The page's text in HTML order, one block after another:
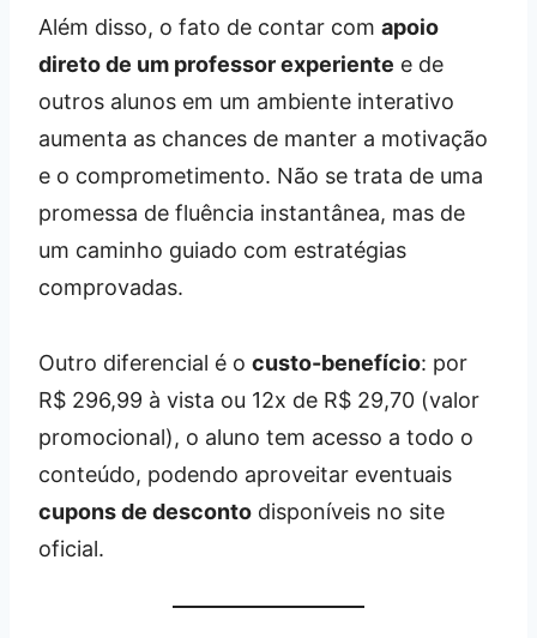
Além disso, o fato de contar com apoio
direto de um professor experiente e de
outros alunos em um ambiente interativo
aumenta as chances de manter a motivação
e o comprometimento. Não se trata de uma
promessa de fluência instantânea, mas de
um caminho guiado com estratégias
comprovadas.
Outro diferencial é o custo-benefício: por
R$ 296,99 à vista ou 12x de R$ 29,70 (valor
promocional), o aluno tem acesso a todo o
conteúdo, podendo aproveitar eventuais
cupons de desconto disponíveis no site
oficial.